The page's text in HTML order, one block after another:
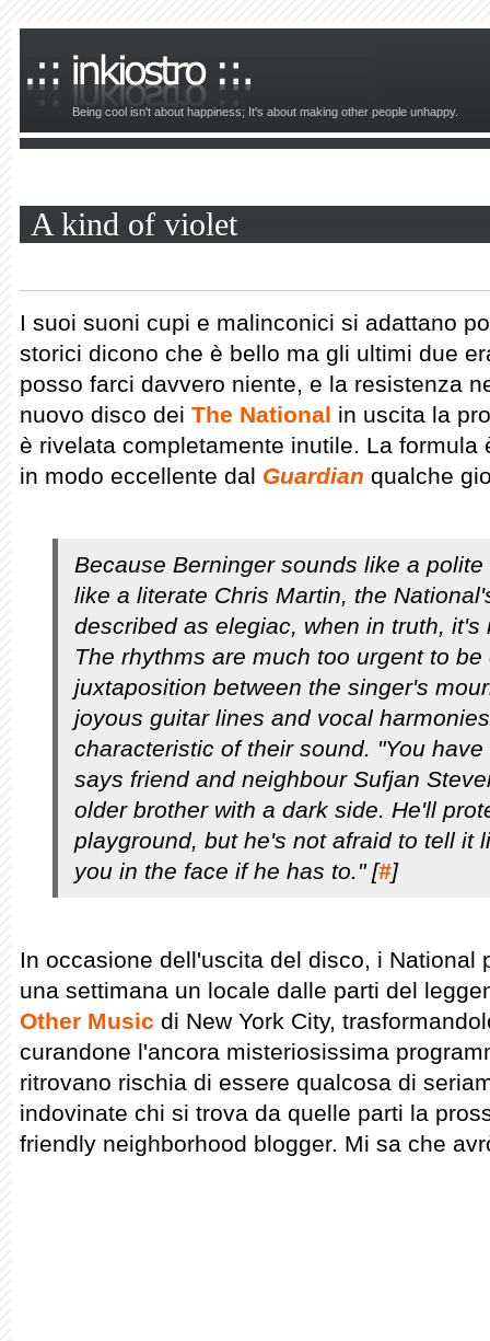
Being cool isn't about happiness; It's about making other people unhappy.
A kind of violet
I suoi suoni cupi e malinconici si adattano
storici dicono che è bello ma gli ultimi due
posso farci davvero niente, e la resistenza
nuovo disco dei The National in uscita la
è rivelata completamente inutile. La formula
in modo eccellente dal Guardian qualche
Because Berninger sounds like a
like a literate Chris Martin, the
described as elegiac, when in truth,
The rhythms are much too urgent to
juxtaposition between the singer's
joyous guitar lines and vocal
characteristic of their sound. "You
says friend and neighbour Sufjan
older brother with a dark side. He'll
playground, but he's not afraid to tell it
you in the face if he has to." [#]
In occasione dell'uscita del disco, i National
una settimana un locale dalle parti del
Other Music di New York City,
curandone l'ancora misteriosissima
ritrovano rischia di essere qualcosa di
indovinate chi si trova da quelle parti la
friendly neighborhood blogger. Mi sa che